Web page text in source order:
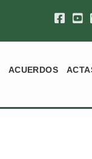
ACUERDOS